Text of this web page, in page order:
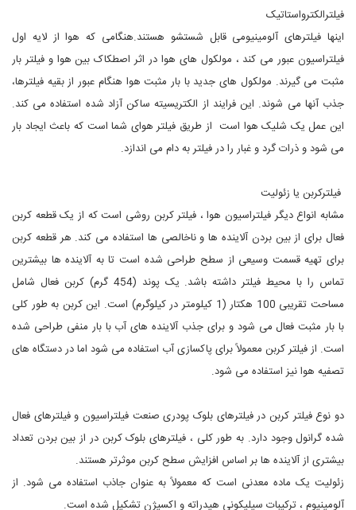
فیلترالکترواستاتیک
اینها فیلترهای آلومینیومی قابل شستشو هستند.هنگامی که هوا از لایه اول
فیلتراسیون عبور می کند ، مولکول های هوا در اثر اصطکاک بین هوا و فیلتر بار
مثبت می گیرند. مولکول های جدید با بار مثبت هوا هنگام عبور از بقیه فیلترها،
جذب آنها می شوند. این فرایند از الکتریسیته ساکن آزاد شده استفاده می کند.
این عمل یک شلیک هوا است از طریق فیلتر هوای شما است که باعث ایجاد بار
می شود و ذرات گرد و غبار را در فیلتر به دام می اندازد.
فیلترکربن یا زئولیت
مشابه انواع دیگر فیلتراسیون هوا ، فیلتر کربن روشی است که از یک قطعه کربن
فعال برای از بین بردن آلاینده ها و ناخالصی ها استفاده می کند. هر قطعه کربن
برای تهیه قسمت وسیعی از سطح طراحی شده است تا به آلاینده ها بیشترین
تماس را با محیط فیلتر داشته باشد. یک پوند (454 گرم) کربن فعال شامل
مساحت تقریبی 100 هکتار (1 کیلومتر در کیلوگرم) است. این کربن به طور کلی
با بار مثبت فعال می شود و برای جذب آلاینده های آب با بار منفی طراحی شده
است. از فیلتر کربن معمولاً برای پاکسازی آب استفاده می شود اما در دستگاه های
تصفیه هوا نیز استفاده می شود.
دو نوع فیلتر کربن در فیلترهای بلوک پودری صنعت فیلتراسیون و فیلترهای فعال
شده گرانول وجود دارد. به طور کلی ، فیلترهای بلوک کربن در از بین بردن تعداد
بیشتری از آلاینده ها بر اساس افزایش سطح کربن موثرتر هستند.
زئولیت یک ماده معدنی است که معمولاً به عنوان جاذب استفاده می شود. از
آلومینیوم ، ترکیبات سیلیکونی هیدراته و اکسیژن تشکیل شده است.